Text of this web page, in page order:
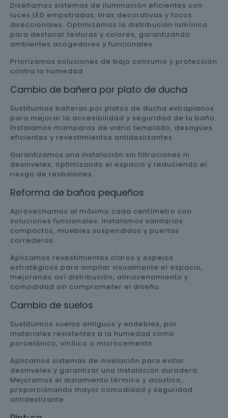
Diseñamos sistemas de iluminación eficientes con
luces LED empotradas, tiras decorativas y focos
direccionales. Optimizamos la distribución lumínica
para destacar texturas y colores, garantizando
ambientes acogedores y funcionales.
Priorizamos soluciones de bajo consumo y protección
contra la humedad.
Cambio de bañera por plato de ducha
Sustituimos bañeras por platos de ducha extraplanos
para mejorar la accesibilidad y seguridad de tu baño.
Instalamos mamparas de vidrio templado, desagües
eficientes y revestimientos antideslizantes.
Garantizamos una instalación sin filtraciones ni
desniveles, optimizando el espacio y reduciendo el
riesgo de resbalones.
Reforma de baños pequeños
Aprovechamos al máximo cada centímetro con
soluciones funcionales. Instalamos sanitarios
compactos, muebles suspendidos y puertas
correderas.
Aplicamos revestimientos claros y espejos
estratégicos para ampliar visualmente el espacio,
mejorando así distribución, almacenamiento y
comodidad sin comprometer el diseño.
Cambio de suelos
Sustituimos suelos antiguos y endebles, por
materiales resistentes a la humedad como
porcelánico, vinílico o microcemento.
Aplicamos sistemas de nivelación para evitar
desniveles y garantizar una instalación duradera.
Mejoramos el aislamiento térmico y acústico,
proporcionando mayor comodidad y seguridad
antideslizante.